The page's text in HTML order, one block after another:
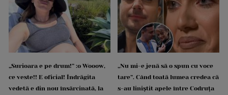
„Surioara e pe drum!” :o Wooow,
ce veste!! E oficial! Îndrăgita
vedetă e din nou însărcinată, la
„Nu mi-e jenă să o spun cu voce
tare”. Când toată lumea credea că
s-au liniștit apele între Codruța